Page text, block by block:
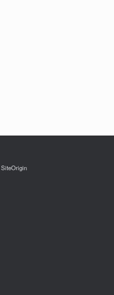
SiteOrigin